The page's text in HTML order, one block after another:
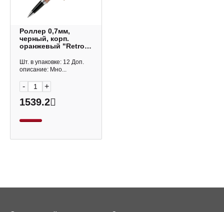
Роллер 0,7мм,
черный, корп.
оранжевый "Retro
BLV-BMR37-M (FL)
Pilot
Шт. в упаковке: 12 Доп.
описание: Мно...
- +
1539.2